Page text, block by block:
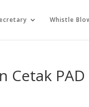
Whistle
Cetak PAD